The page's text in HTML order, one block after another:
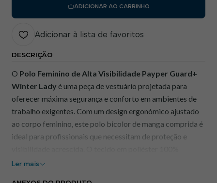
ADICIONAR AO CARRINHO
Adicionar à lista de favoritos
DESCRIÇÃO
O Polo Feminino de Alta Visibilidade Payper Guard+
Winter Lady é uma peça de vestuário projetada para
oferecer máxima segurança e conforto em ambientes de
trabalho exigentes. Com um design ergonómico ajustado
ao corpo feminino, este polo bicolor de manga comprida é
ideal para profissionais que necessitam de proteção e
proporciona resistência e durabilidade, enquanto o
Ler mais